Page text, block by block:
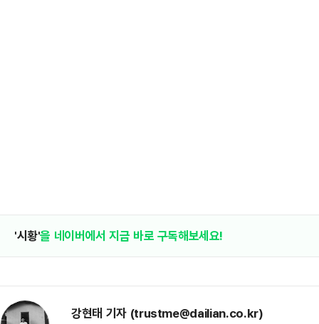
'시황'을 네이버에서 지금 바로 구독해보세요!
강현태 기자 (trustme@dailian.co.kr)